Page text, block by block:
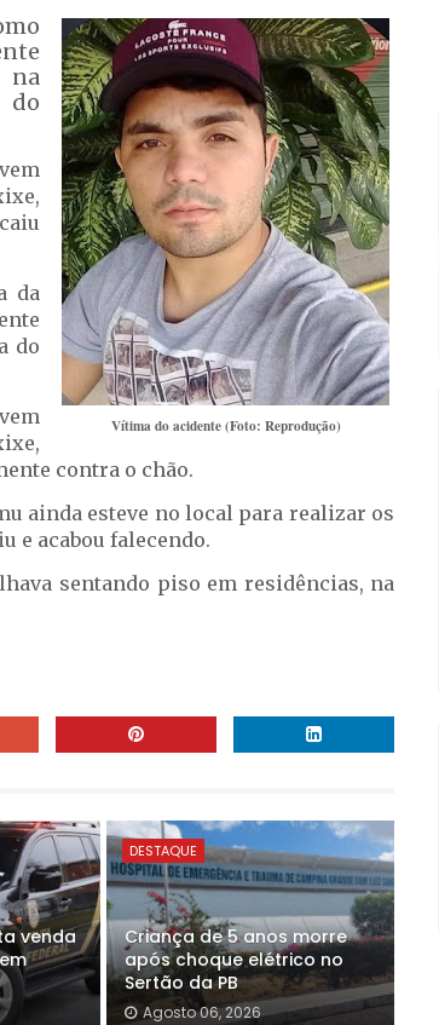
Vítima do acidente (Foto: Reprodução)
na
do
da
do
contra o chão.
ainda esteve no local para realizar os
e acabou falecendo.
sentando piso em residências, na
venda
DESTAQUE
Criança de 5 anos morre
após choque elétrico no
Sertão da PB
Agosto 06, 2026